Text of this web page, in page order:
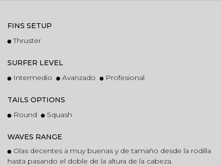
FINS SETUP
Thruster
SURFER LEVEL
Intermedio
Avanzado Profesional
TAILS OPTIONS
Round
Squash
WAVES RANGE
Olas decentes a muy buenas y de tamaño desde la rodilla
hasta pasando el doble de la altura de la cabeza.